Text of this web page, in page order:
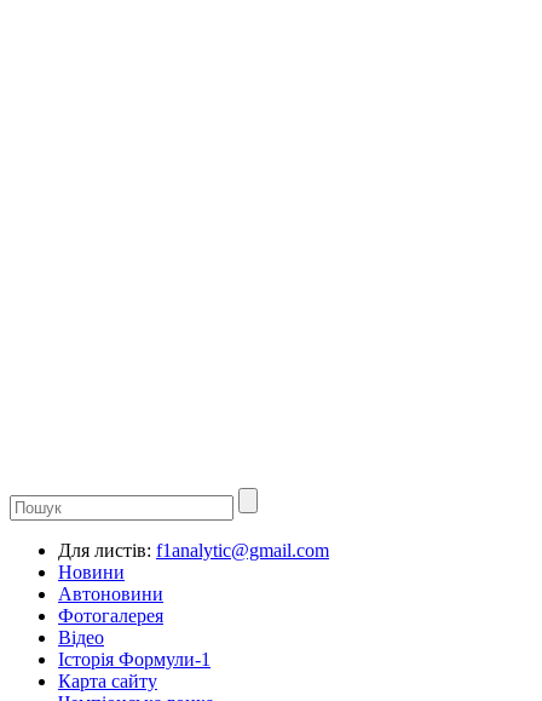
Для листів: f1analytic@gmail.com
Новини
Автоновини
Фотогалерея
Відео
Історія Формули-1
Карта сайту